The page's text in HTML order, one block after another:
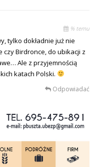
% temu
tylko dokładnie już nie
czy Birdronce, do ubikacji z
Ale z przyjemnością
katach Polski.
Odpowiadać